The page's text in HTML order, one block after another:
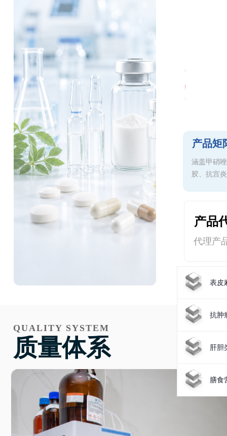
涵盖甲硝
胶、抗宫
产品矩
代理产
产品
表皮
抗肿
肝胆
膳食
质量体系
QUALITY SYSTEM